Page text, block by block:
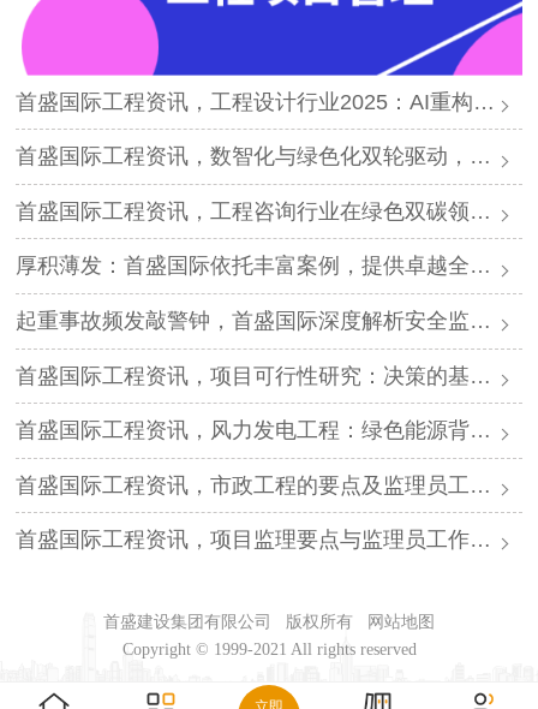
首盛国际工程资讯，工程设计行业2025：AI重构、绿色转型与全链整合新纪元
首盛国际工程资讯，数智化与绿色化双轮驱动，工程咨询业迎千亿新蓝海
首盛国际工程资讯，工程咨询行业在绿色双碳领域的发展科普
厚积薄发：首盛国际依托丰富案例，提供卓越全过程工程咨询
起重事故频发敲警钟，首盛国际深度解析安全监理核心防线
首盛国际工程资讯，项目可行性研究：决策的基石与首盛国际的专业护航
首盛国际工程资讯，风力发电工程：绿色能源背后的技术攻坚与首盛国际的专业力量
首盛国际工程资讯，市政工程的要点及监理员工工程指南
首盛国际工程资讯，项目监理要点与监理员工作指南：以专业守护工程质量底线
首盛建设集团有限公司 版权所有
网站地图
Copyright © 1999-2021 All rights reserved